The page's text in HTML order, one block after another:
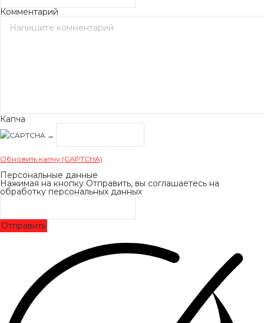
Комментарий
Капча
→
Обновить капчу (CAPTCHA)
Персональные данные
Нажимая на кнопку Отправить, вы соглашаетесь на
обработку персональных данных
Отправить